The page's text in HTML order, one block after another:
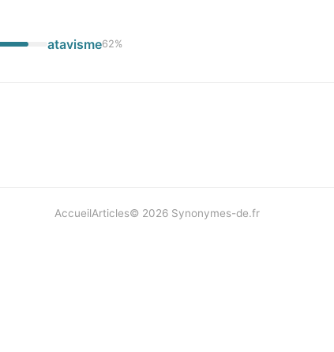
atavisme62%
AccueilArticles© 2026 Synonymes-de.fr